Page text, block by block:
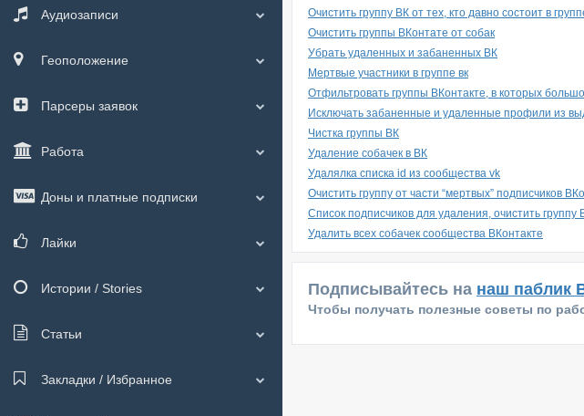
Очистить группу ВК от тех, кто давно состоит в
Очистить группы ВКонтате от собак
Убрать удаленных и забаненных ВК
Мертвые участники в группе вк
Отфильтровать группы ВКонтакте, в которых
Исключать забаненные и удаленные профили из
Чистка группы ВК
Удаление собачек в ВК
Удалялка списка id из сообщества vk
Очистить группу от части “мертвых” подписчиков
Список подписчиков для удаления, очистить группу
Удалить всех собачек сообщества ВКонтакте
Подписывайтесь на наш паблик
Чтобы получать полезные советы по
Аудиозаписи
Геоположение
Парсеры заявок
Работа
Доны и платные подписки
Лайки
Истории / Stories
Статьи
Закладки / Избранное